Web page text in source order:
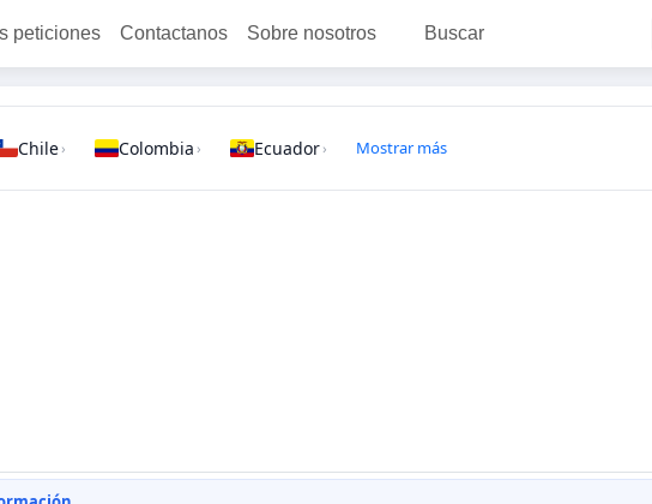
peticiones Contactanos Sobre nosotros Buscar
Chile› Colombia › Ecuador› Mostrar más